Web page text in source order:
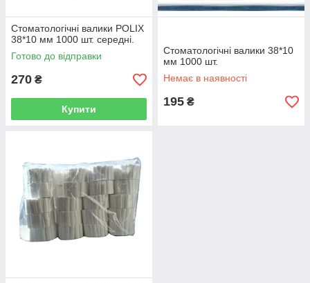
Стоматологічні валики POLIX
38*10 мм 1000 шт. середні.
Готово до відправки
270 ₴
Купити
Стоматологічні валики 38*10
мм 1000 шт.
Немає в наявності
195 ₴